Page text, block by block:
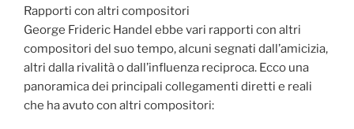
Rapporti con altri compositori
George Frideric Handel ebbe vari rapporti con altri
compositori del suo tempo, alcuni segnati dall’amicizia,
altri dalla rivalità o dall’influenza reciproca. Ecco una
panoramica dei principali collegamenti diretti e reali
che ha avuto con altri compositori: